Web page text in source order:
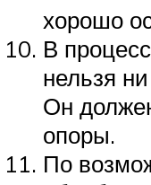
хорошо
В
нельзя
Он
опоры.
По